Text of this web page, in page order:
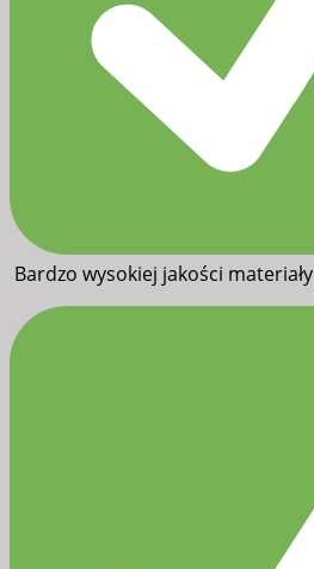
Bardzo wysokiej jakości materiały